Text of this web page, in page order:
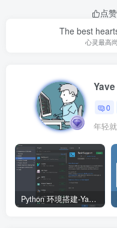
点赞
The best
心灵最高
Yave
0
年轻
Python 环境搭建-Yave520-专业开发者社区